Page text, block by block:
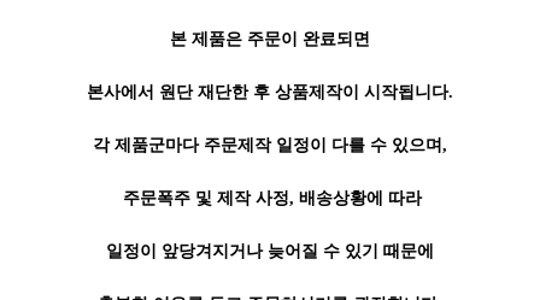
본 제품은 주문이 완료되면
본사에서 원단 재단한 후 상품제작이 시작됩니다.
각 제품군마다 주문제작 일정이 다를 수 있으며,
주문폭주 및 제작 사정, 배송상황에 따라
일정이 앞당겨지거나 늦어질 수 있기 때문에